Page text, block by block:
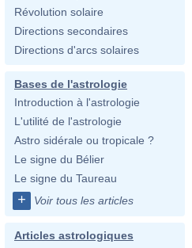
Révolution solaire
Directions secondaires
Directions d'arcs solaires
Bases de l'astrologie
Introduction à l'astrologie
L'utilité de l'astrologie
Astro sidérale ou tropicale ?
Le signe du Bélier
Le signe du Taureau
+ Voir tous les articles
Articles astrologiques